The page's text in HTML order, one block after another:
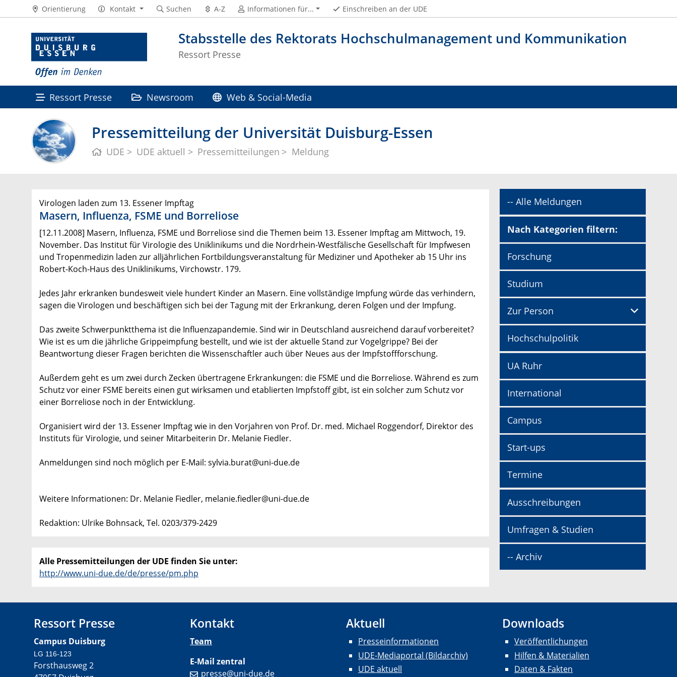
Stabsstelle des Rektorats Hochschulmanagement und Kommunikation
Ressort Presse
Orientierung Kontakt Suchen A-Z Informationen für... Einschreiben an der UDE
Ressort Presse Newsroom Web & Social-Media
Pressemitteilung der Universität Duisburg-Essen
UDE UDE aktuell Pressemitteilungen Meldung
Virologen laden zum 13. Essener Impftag
Masern, Influenza, FSME und Borreliose
[12.11.2008] Masern, Influenza, FSME und Borreliose sind die Themen beim 13. Essener Impftag am Mittwoch, 19.
November. Das Institut für Virologie des Uniklinikums und die Nordrhein-Westfälische Gesellschaft für Impfwesen
und Tropenmedizin laden zur alljährlichen Fortbildungsveranstaltung für Mediziner und Apotheker ab 15 Uhr ins
Robert-Koch-Haus des Uniklinikums, Virchowstr. 179.
Jedes Jahr erkranken bundesweit viele hundert Kinder an Masern. Eine vollständige Impfung würde das verhindern,
sagen die Virologen und beschäftigen sich bei der Tagung mit der Erkrankung, deren Folgen und der Impfung.
Das zweite Schwerpunktthema ist die Influenzapandemie. Sind wir in Deutschland ausreichend darauf vorbereitet?
Wie ist es um die jährliche Grippeimpfung bestellt, und wie ist der aktuelle Stand zur Vogelgrippe? Bei der
Beantwortung dieser Fragen berichten die Wissenschaftler auch über Neues aus der Impfstoffforschung.
Außerdem geht es um zwei durch Zecken übertragene Erkrankungen: die FSME und die Borreliose. Während es zum
Schutz vor einer FSME bereits einen gut wirksamen und etablierten Impfstoff gibt, ist ein solcher zum Schutz vor
einer Borreliose noch in der Entwicklung.
Organisiert wird der 13. Essener Impftag wie in den Vorjahren von Prof. Dr. med. Michael Roggendorf, Direktor des
Instituts für Virologie, und seiner Mitarbeiterin Dr. Melanie Fiedler.
Anmeldungen sind noch möglich per E-Mail: sylvia.burat@uni-due.de
Weitere Informationen: Dr. Melanie Fiedler, melanie.fiedler@uni-due.de
Redaktion: Ulrike Bohnsack, Tel. 0203/379-2429
Alle Pressemitteilungen der UDE finden Sie unter:
http://www.uni-due.de/de/presse/pm.php
-- Alle Meldungen
Nach Kategorien filtern:
Forschung
Studium
Zur Person
Hochschulpolitik
UA Ruhr
International
Campus
Start-ups
Termine
Ausschreibungen
Umfragen & Studien
-- Archiv
Ressort Presse
Campus Duisburg
LG 116-123
Forsthausweg 2
Kontakt
Team
E-Mail zentral
presse@uni-due.de
Aktuell
Presseinformationen
UDE-Mediaportal (Bildarchiv)
UDE aktuell
Downloads
Veröffentlichungen
Hilfen & Materialien
Daten & Fakten